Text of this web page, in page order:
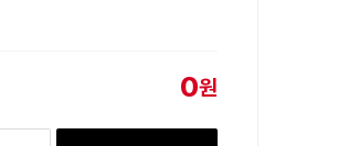
0원